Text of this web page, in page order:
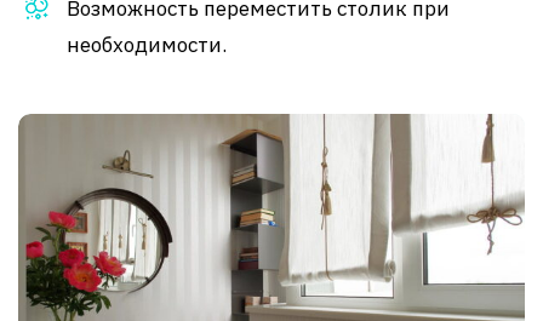
Возможность переместить столик при
необходимости.